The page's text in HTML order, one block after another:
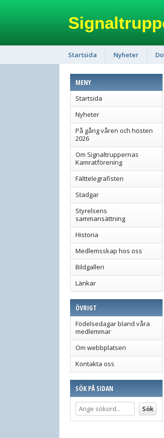
Startsida
Nyheter
MENY
Startsida
Nyheter
På gång våren och hösten
2026
Om Signaltruppernas
Kamratförening
Fälttelegrafisten
Stadgar
Styrelsens
sammansättning
Historia
Medlemsskap hos oss
Bildgalleri
Länkar
ÖVRIGT
Födelsedagar bland våra
medlemmar
Om webbplatsen
Kontakta oss
SÖK PÅ SIDAN